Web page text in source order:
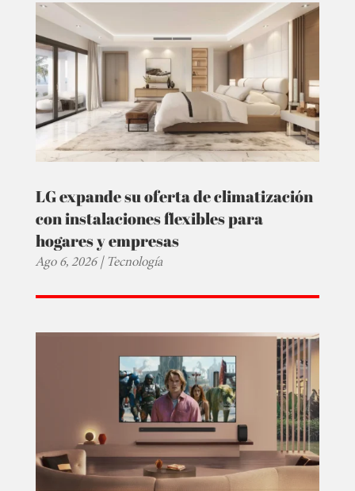
LG expande su oferta de climatización
con instalaciones flexibles para
hogares y empresas
Ago 6, 2026|Tecnología